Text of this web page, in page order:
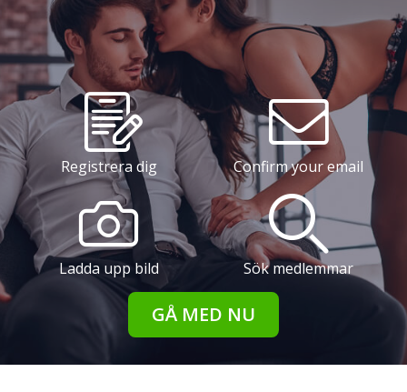
Registrera dig Confirm your email
Ladda upp bild Sök medlemmar
GÅ MED NU